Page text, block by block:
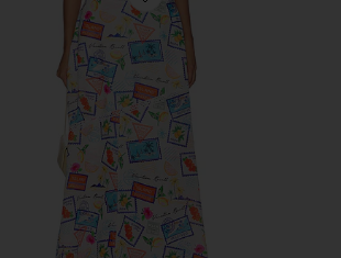
Favorite NAELLE マキシスカート